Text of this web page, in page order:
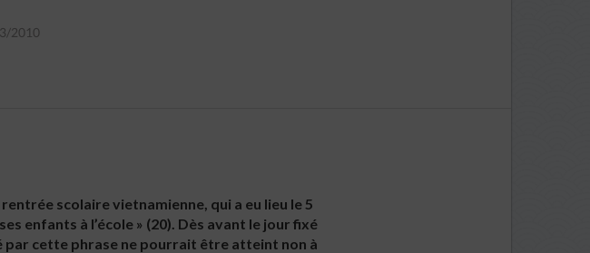
2010
scolaire vietnamienne, qui a eu lieu le 5
enfants à l’école » (20). Dès avant le jour fixé
par cette phrase ne pourrait être atteint non à